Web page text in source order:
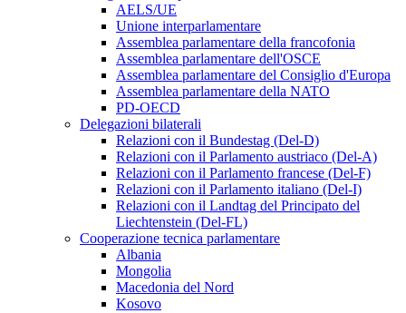
AELS/UE
Unione interparlamentare
Assemblea parlamentare della francofonia
Assemblea parlamentare dell'OSCE
Assemblea parlamentare del Consiglio d'Europa
Assemblea parlamentare della NATO
PD-OECD
Delegazioni bilaterali
Relazioni con il Bundestag (Del-D)
Relazioni con il Parlamento austriaco (Del-A)
Relazioni con il Parlamento francese (Del-F)
Relazioni con il Parlamento italiano (Del-I)
Relazioni con il Landtag del Principato del
Liechtenstein (Del-FL)
Cooperazione tecnica parlamentare
Albania
Mongolia
Macedonia del Nord
Kosovo